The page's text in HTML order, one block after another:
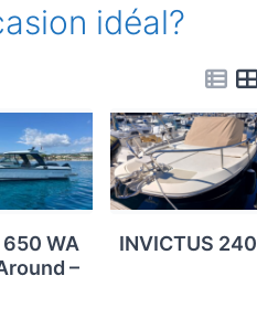
idéal?
WA
–
INVICTUS 240